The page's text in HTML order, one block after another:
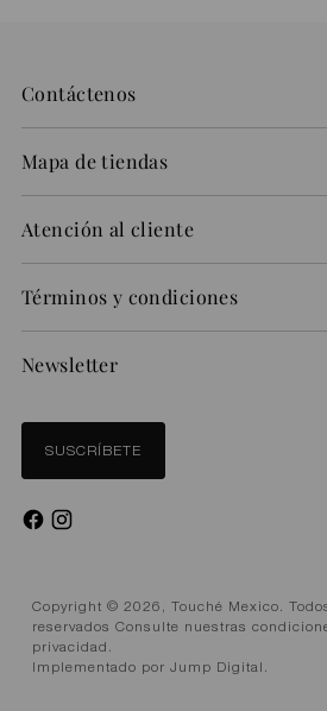
Contáctenos
Mapa de tiendas
Atención al cliente
Términos y condiciones
Newsletter
SUSCRÍBETE
Copyright © 2026, Touché Mexico.
reservados Consulte nuestras
privacidad.
Implementado por Jump Digital .